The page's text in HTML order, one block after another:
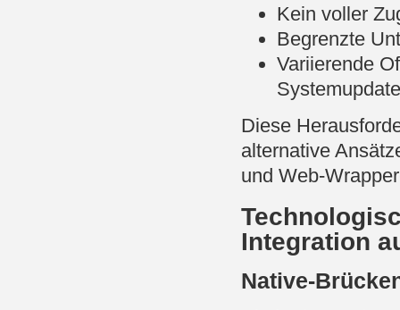
Kein voller
Begrenzte
Variierende
Diese
alternative
und Web-
Integration
Native-